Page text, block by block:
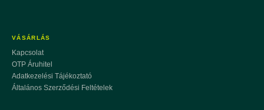
VÁSÁRLÁS
Kapcsolat
OTP Áruhitel
Adatkezelési Tájékoztató
Általános Szerződési Feltételek